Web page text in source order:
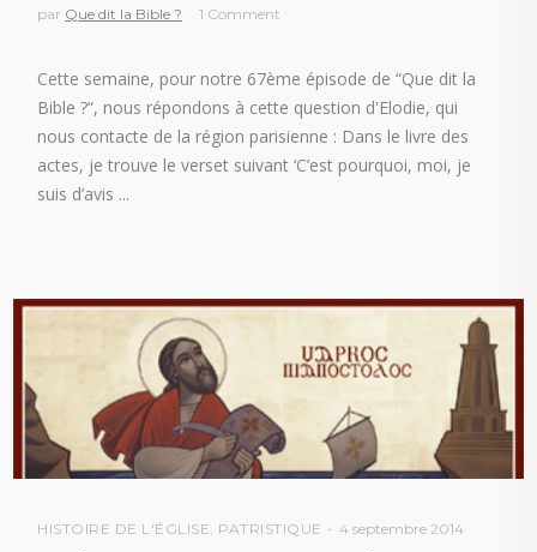
par Que dit la Bible ? 1 Comment
Cette semaine, pour notre 67ème épisode de “Que dit la
Bible ?“, nous répondons à cette question d'Elodie, qui
nous contacte de la région parisienne : Dans le livre des
actes, je trouve le verset suivant ‘C’est pourquoi, moi, je
suis d’avis
HISTOIRE DE L'ÉGLISE, PATRISTIQUE 4 septembre 2014